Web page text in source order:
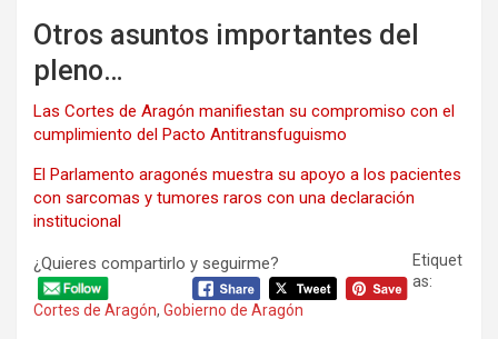
Otros asuntos importantes del
pleno…
Las Cortes de Aragón manifiestan su compromiso con el
cumplimiento del Pacto Antitransfuguismo
El Parlamento aragonés muestra su apoyo a los pacientes
con sarcomas y tumores raros con una declaración
institucional
¿Quieres compartirlo y seguirme?
Etiquet
as:
Cortes de Aragón, Gobierno de Aragón